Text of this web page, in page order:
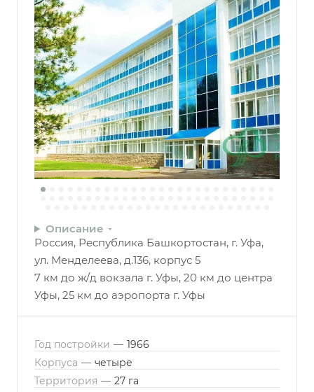
Описание
Россия, Республика Башкортостан, г. Уфа,
ул. Менделеева, д.136, корпус 5
7 км до ж/д вокзала г. Уфы, 20 км до центра
Уфы, 25 км до аэропорта г. Уфы
Год постройки — 1966
Корпуса — четыре
Территория — 27 га